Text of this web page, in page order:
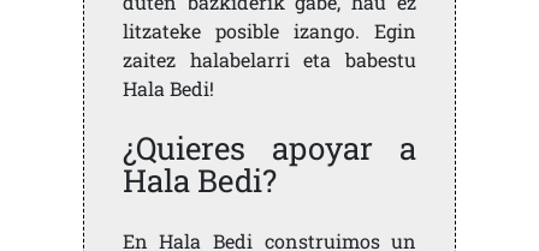
litzateke posible izango. Egin
zaitez halabelarri eta babestu
Hala Bedi!
¿Quieres apoyar a
Hala Bedi?
En Hala Bedi construimos un